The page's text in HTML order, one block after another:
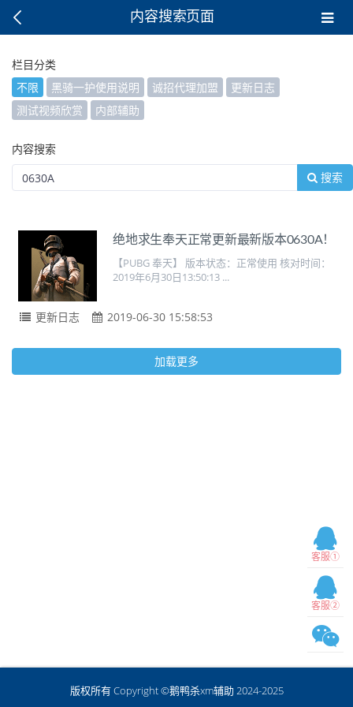
客服①
客服②
内容搜索页面
栏目分类
不限
黑骑一护使用说明 诚招代理加盟
更新日志
测试视频欣赏
内部辅助
内容搜索
搜索
绝地求生奉天正常更新最新版本0630A！
【PUBG 奉天】 版本状态：正常使用 核对时间：
2019年6月30日13:50:13 ...
更新日志 2019-06-30 15:58:53
加载更多
版权所有 Copyright ©鹅鸭杀xm辅助 2024-2025